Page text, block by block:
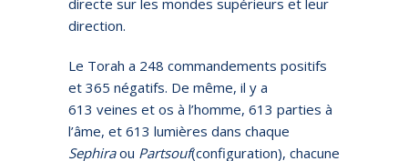
direction.
Le Torah a 248 commandements positifs
et 365 négatifs. De même, il y a
613 veines et os à l’homme, 613 parties à
l’âme, et 613 lumières dans chaque
Sephiraou Partsouf(configuration), chacune